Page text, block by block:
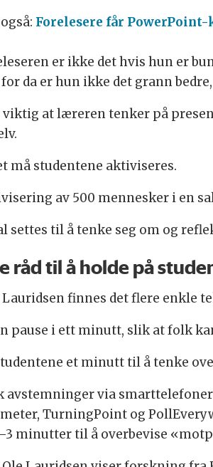
Forelesere får
er ikke det hvis hun er
da er hun ikke det grann
viktig at læreren tenker på
må studentene aktiviseres.
av 500 mennesker i en
settes til å tenke seg om og
råd til å holde på
finnes det flere enkle
pause i ett minutt, slik at folk
et minutt til å tenke
avstemninger via
TurningPoint og
minutter til å overbevise